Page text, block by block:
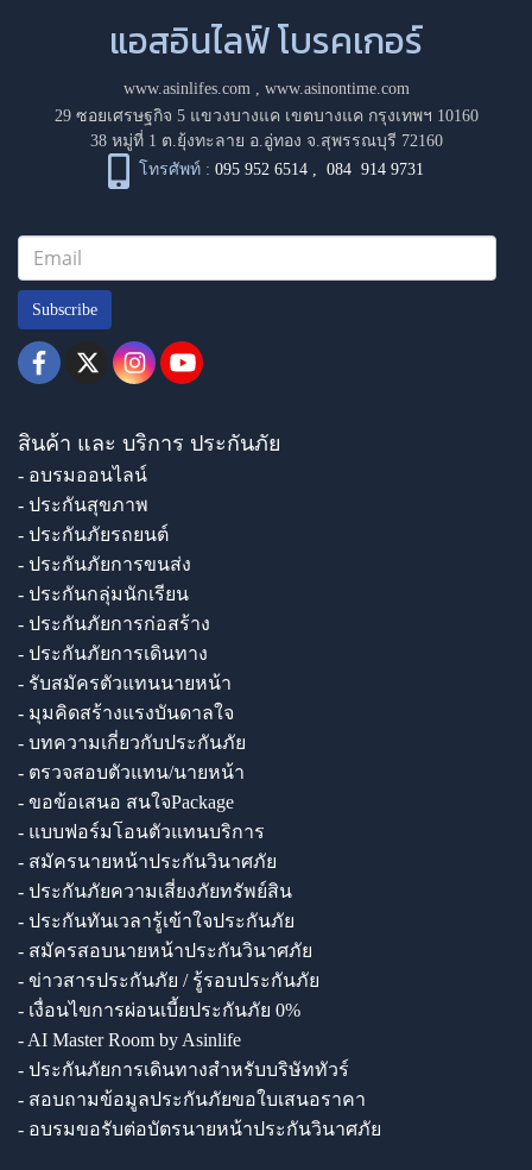
แอสอินไลฟ์ โบรคเกอร์
www.asinlifes.com, www.asinontime.com
29 ซอยเศรษฐกิจ 5 แขวงบางแค เขตบางแค กรุงเทพฯ 10160
38 หมู่ที่ 1 ต.ยุ้งทะลาย อ.อู่ทอง จ.สุพรรณบุรี 72160
โทรศัพท์ : 095 952 6514 ,084 914 9731
Subscribe
สินค้า และ บริการ ประกันภัย
- อบรมออนไลน์
- ประกันสุขภาพ
- ประกันภัยรถยนต์
- ประกันภัยการขนส่ง
- ประกันกลุ่มนักเรียน
- ประกันภัยการก่อสร้าง
- ประกันภัยการเดินทาง
- รับสมัครตัวแทนนายหน้า
- มุมคิดสร้างแรงบันดาลใจ
- บทความเกี่ยวกับประกันภัย
- ตรวจสอบตัวแทน/นายหน้า
- ขอข้อเสนอ สนใจPackage
- แบบฟอร์มโอนตัวแทนบริการ
- สมัครนายหน้าประกันวินาศภัย
- ประกันภัยความเสี่ยงภัยทรัพย์สิน
- ประกันทันเวลารู้เข้าใจประกันภัย
- สมัครสอบนายหน้าประกันวินาศภัย
- ข่าวสารประกันภัย / รู้รอบประกันภัย
- เงื่อนไขการผ่อนเบี้ยประกันภัย 0%
- AI Master Room by Asinlife
- ประกันภัยการเดินทางสำหรับบริษัททัวร์
- สอบถามข้อมูลประกันภัยขอใบเสนอราคา
- อบรมขอรับต่อบัตรนายหน้าประกันวินาศภัย